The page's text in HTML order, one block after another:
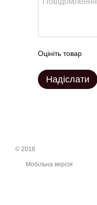
Оцініть товар
Надіслати
© 2018
Мобільна версія